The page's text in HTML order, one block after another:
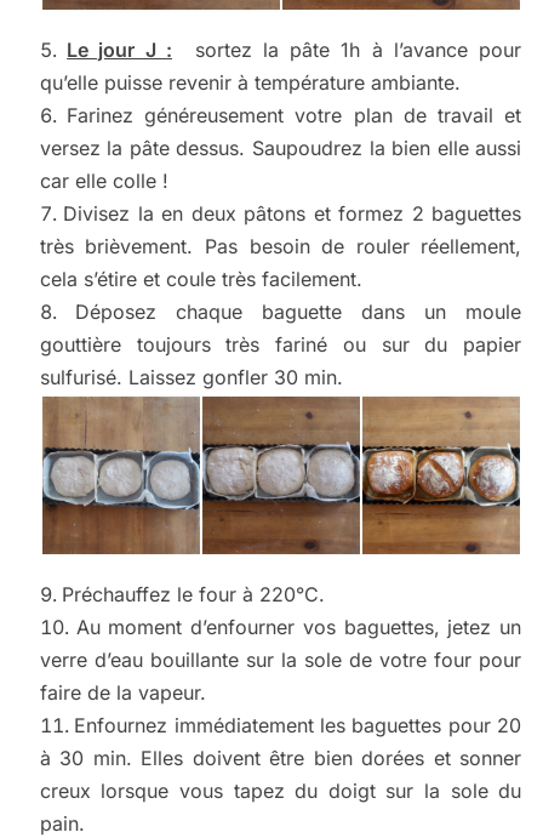
Le jour J : sortez la pâte 1h à l’avance pour
qu’elle puisse revenir à température ambiante.
Farinez généreusement votre plan de travail et
versez la pâte dessus. Saupoudrez la bien elle aussi
car elle colle !
Divisez la en deux pâtons et formez 2 baguettes
très brièvement. Pas besoin de rouler réellement,
cela s’étire et coule très facilement.
Déposez chaque baguette dans un moule
gouttière toujours très fariné ou sur du papier
sulfurisé. Laissez gonfler 30 min.
Préchauffez le four à 220°C.
Au moment d’enfourner vos baguettes, jetez un
verre d’eau bouillante sur la sole de votre four pour
faire de la vapeur.
Enfournez immédiatement les baguettes pour 20
à 30 min. Elles doivent être bien dorées et sonner
creux lorsque vous tapez du doigt sur la sole du
pain.